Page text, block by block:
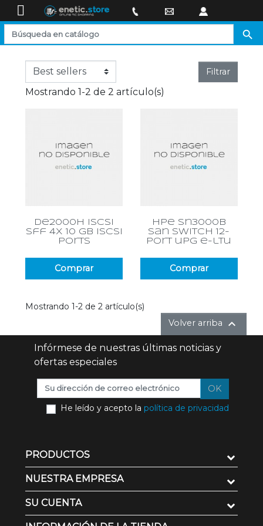

Filtrar
Mostrando 1-2 de 2 artículo(s)
de2000h iscsi
sff 4x 10 gb iscsi
ports
Comprar
hpe sn3000b
san switch 12-
port upg e-ltu
Comprar
Mostrando 1-2 de 2 artículo(s)
Volver arriba

Infórmese de nuestras últimas noticias y
ofertas especiales
OK
He leído y acepto la política de privacidad
PRODUCTOS
NUESTRA EMPRESA
SU CUENTA